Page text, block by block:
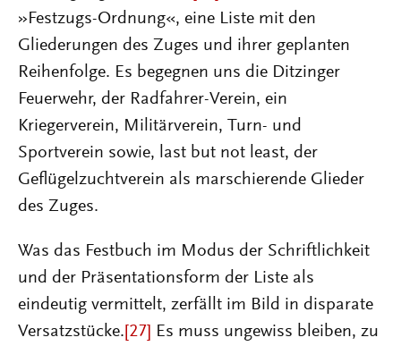
»Festzugs-Ordnung«, eine Liste mit den
Gliederungen des Zuges und ihrer geplanten
Reihenfolge. Es begegnen uns die Ditzinger
Feuerwehr, der Radfahrer-Verein, ein
Kriegerverein, Militärverein, Turn- und
Sportverein sowie, last but not least, der
Geflügelzuchtverein als marschierende Glieder
des Zuges.
Was das Festbuch im Modus der Schriftlichkeit
und der Präsentationsform der Liste als
eindeutig vermittelt, zerfällt im Bild in disparate
Versatzstücke. [27]
Es muss ungewiss bleiben, zu